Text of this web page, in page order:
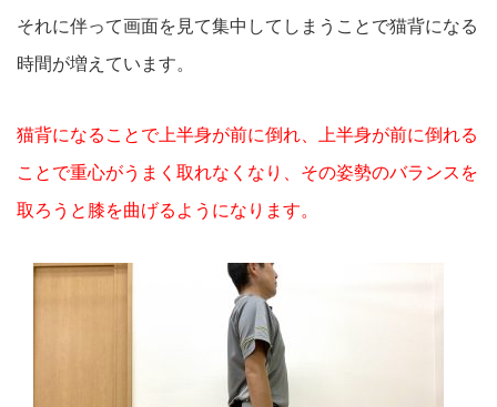
それに伴って画面を見て集中してしまうことで猫背になる
時間が増えています。
猫背になることで上半身が前に倒れ、上半身が前に倒れる
ことで重心がうまく取れなくなり、その姿勢のバランスを
取ろうと膝を曲げるようになります。